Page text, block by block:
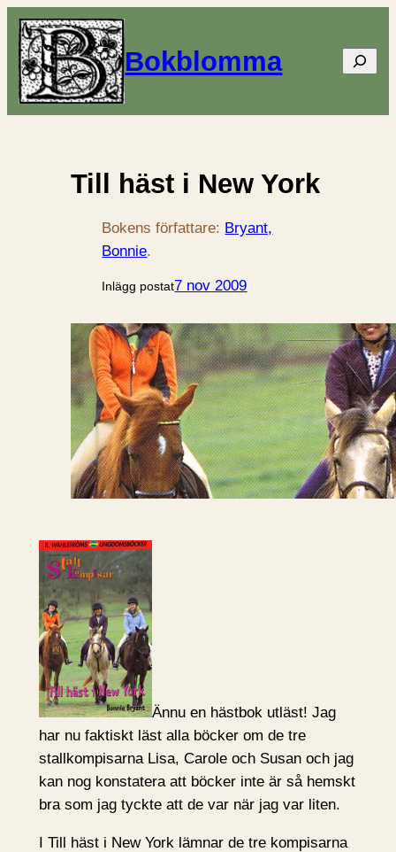
Bokblomma Sök
Till häst i New York
Bokens författare: Bryant,
Bonnie.
Inlägg postat7 nov 2009
Ännu en hästbok utläst! Jag
har nu faktiskt läst alla böcker om de tre
stallkompisarna Lisa, Carole och Susan och jag
kan nog konstatera att böcker inte är så hemskt
bra som jag tyckte att de var när jag var liten.
I Till häst i New York lämnar de tre kompisarna